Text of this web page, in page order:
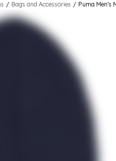
/ Bags and Accessories / Puma Men's